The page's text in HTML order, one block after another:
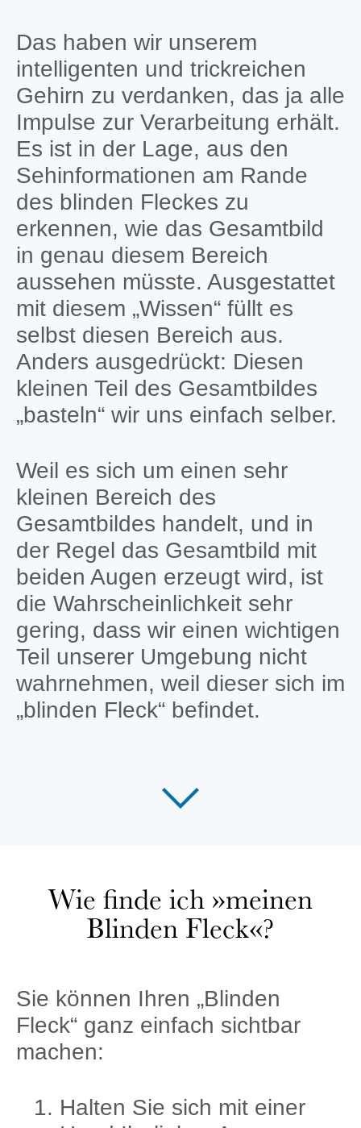
Das haben wir unserem
intelligenten und trickreichen
Gehirn zu verdanken, das ja alle
Impulse zur Verarbeitung erhält.
Es ist in der Lage, aus den
Sehinformationen am Rande
des blinden Fleckes zu
erkennen, wie das Gesamtbild
in genau diesem Bereich
aussehen müsste. Ausgestattet
mit diesem „Wissen“ füllt es
selbst diesen Bereich aus.
Anders ausgedrückt: Diesen
kleinen Teil des Gesamtbildes
„basteln“ wir uns einfach selber.
Weil es sich um einen sehr
kleinen Bereich des
Gesamtbildes handelt, und in
der Regel das Gesamtbild mit
beiden Augen erzeugt wird, ist
die Wahrscheinlichkeit sehr
gering, dass wir einen wichtigen
Teil unserer Umgebung nicht
wahrnehmen, weil dieser sich im
„blinden Fleck“ befindet.
Wie finde ich »meinen
Blinden Fleck«?
Sie können Ihren „Blinden
Fleck“ ganz einfach sichtbar
machen:
Halten Sie sich mit einer